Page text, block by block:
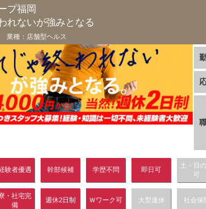
プ福岡
れないが強みとなる
業種： 店舗型ヘルス
験者優遇 幹部候補 学歴不問 即日可
土・日
可
・社宅完
備
週休2日制 Ｗワーク可 大型連休 社会保